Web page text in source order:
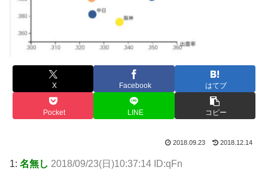
X Facebook はてブ
Pocket LINE コピー
2018.09.23 2018.12.14
1: 名無し 2018/09/23(日)10:37:14 ID:qFn